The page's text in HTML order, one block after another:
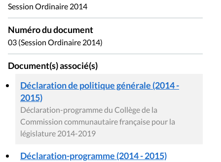
Session Ordinaire 2014
Numéro du document
03 (Session Ordinaire 2014)
Document(s) associé(s)
Déclaration de politique générale (2014 -
2015)
Déclaration-programme du Collège de la
Commission communautaire française pour la
législature 2014-2019
Déclaration-programme (2014 - 2015)